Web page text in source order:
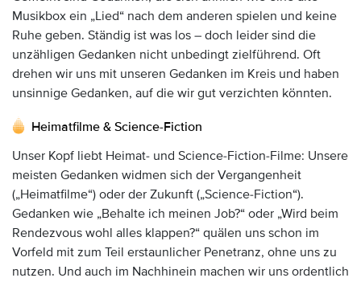
Musikbox ein „Lied“ nach dem anderen spielen und keine
Ruhe geben. Ständig ist was los – doch leider sind die
unzähligen Gedanken nicht unbedingt zielführend. Oft
drehen wir uns mit unseren Gedanken im Kreis und haben
unsinnige Gedanken, auf die wir gut verzichten könnten.
Heimatfilme & Science-Fiction
Unser Kopf liebt Heimat- und Science-Fiction-Filme: Unsere
meisten Gedanken widmen sich der Vergangenheit
(„Heimatfilme“) oder der Zukunft („Science-Fiction“).
Gedanken wie „Behalte ich meinen Job?“ oder „Wird beim
Rendezvous wohl alles klappen?“ quälen uns schon im
Vorfeld mit zum Teil erstaunlicher Penetranz, ohne uns zu
nutzen. Und auch im Nachhinein machen wir uns ordentlich